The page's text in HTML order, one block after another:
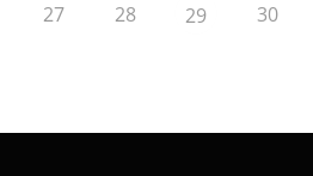
27 28 29 30